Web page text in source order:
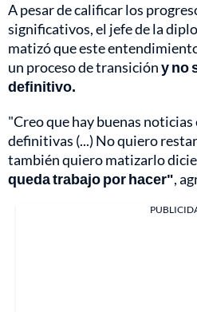
A pesar de calificar los
significativos, el jefe de la
matizó que este
un proceso de transicióny no
definitivo.
"Creo que hay buenas
definitivas (...) No quiero
también quiero matizarlo
queda trabajo por hacer",